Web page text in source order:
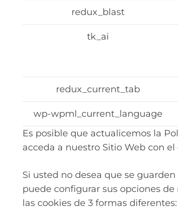
redux_blast
tk_ai
redux_current_tab
wp-wpml_current_language
Es posible que actualicemos la
acceda a nuestro Sitio Web con
Si usted no desea que se
puede configurar sus opciones
las cookies de 3 formas diferentes: